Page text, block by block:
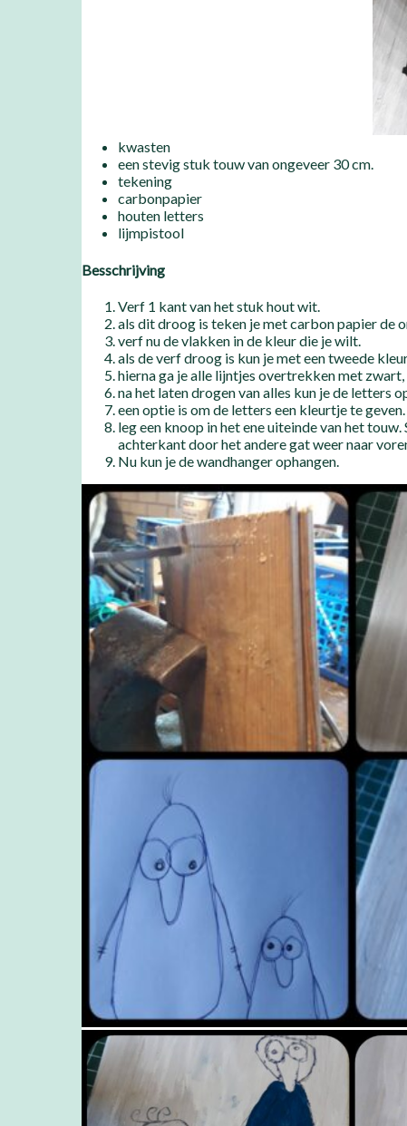
kwasten
een stevig stuk touw van ongeveer 30 cm.
tekening
carbonpapier
houten letters
lijmpistool
Besschrijving
Verf 1 kant van het stuk hout wit.
als dit droog is teken je met carbon papier de
verf nu de vlakken in de kleur die je wilt.
als de verf droog is kun je met een tweede
hierna ga je alle lijntjes overtrekken met
na het laten drogen van alles kun je de letters
een optie is om de letters een kleurtje te
leg een knoop in het ene uiteinde van het
achterkant door het andere gat weer naar
Nu kun je de wandhanger ophangen.